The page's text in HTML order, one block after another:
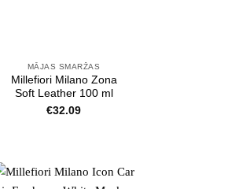
MĀJAS SMARŽAS
Millefiori Milano Zona
Soft Leather 100 ml
€32.09